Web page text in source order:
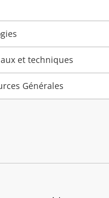
et techniques
Générales